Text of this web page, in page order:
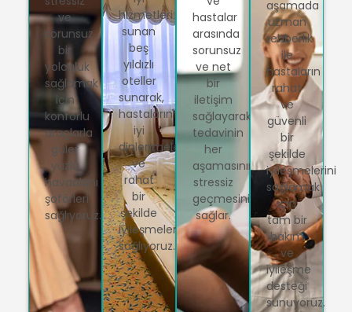
ve
sorunsuz
bir
yolculuk
sağlamak
için
konforlu
araçlarla
güler
yüzlü
havaalanı
şoförleri
sağlıyoruz.
hizmetleri
sunan
beş
yıldızlı
oteller
sunarak,
hastaların
iyi
dinlenmelerini
ve
rahat
bir
şekilde
iyileşmelerini
sağlıyoruz.
hastalar
arasında
sorunsuz
ve net
bir
iletişim
sağlayarak
tedavinin
her
aşamasının
stressiz
geçmesini
sağlar.
aşamada
uzman
rehberlik
ile
hastaların
rahat
ve
güvenli
bir
şekilde
iyileşmelerini
sağlamak
için
tam bir
bakım
ve
iyileşme
desteği
sunuyoruz.